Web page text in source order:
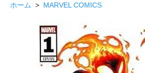
ホーム > MARVEL COMICS